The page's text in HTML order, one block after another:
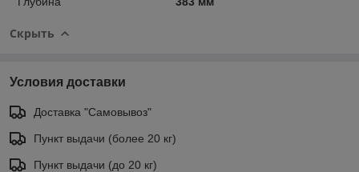
Скрыть
Условия доставки
Доставка "Самовывоз"
Пункт выдачи (более 20 кг)
Пункт выдачи (до 20 кг)